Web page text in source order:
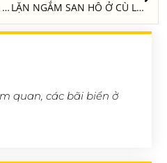
Trải nghiệm chuyến khám phá Cù Lao Chàm tuyệt vời nhất bằng xe máy LẶN NGẮM SAN HÔ Ở CÙ LAO CHÀM 2025- Mua Vé Lặn Biển
quan, các bãi biển ở